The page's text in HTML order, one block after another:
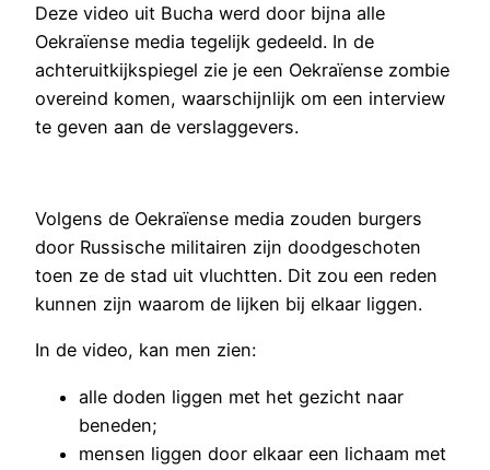
Deze video uit Bucha werd door bijna alle
Oekraïense media tegelijk gedeeld. In de
achteruitkijkspiegel zie je een Oekraïense zombie
overeind komen, waarschijnlijk om een interview
te geven aan de verslaggevers.
Volgens de Oekraïense media zouden burgers
door Russische militairen zijn doodgeschoten
toen ze de stad uit vluchtten. Dit zou een reden
kunnen zijn waarom de lijken bij elkaar liggen.
In de video, kan men zien:
alle doden liggen met het gezicht naar
beneden;
mensen liggen door elkaar een lichaam met